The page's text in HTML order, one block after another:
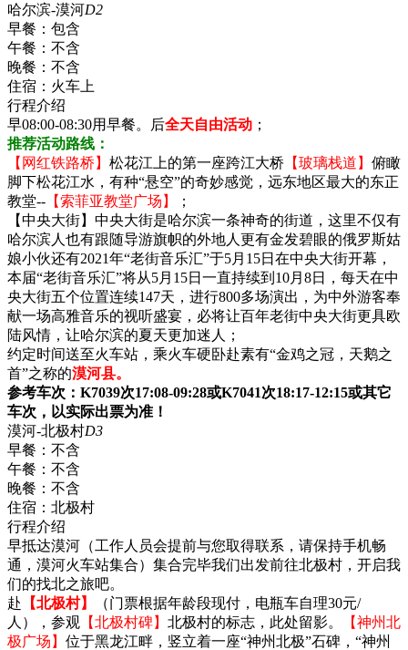
哈尔滨-漠河D2
早餐： 包含
午餐： 不含
晚餐： 不含
住宿： 火车上
行程介绍
早08:00-08:30用早餐。后全天自由活动 ；
推荐活动路线：
【网红铁路桥】 松花江上的第一座跨江大桥 【玻璃栈道】 俯瞰
脚下松花江水，有种“悬空”的奇妙感觉，远东地区最大的东正
教堂-- 【索菲亚教堂广场】
；
【中央大街】中央大街是哈尔滨一条神奇的街道，这里不仅有
哈尔滨人也有跟随导游旗帜的外地人更有金发碧眼的俄罗斯姑
娘小伙还有2021年“老街音乐汇”于5月15日在中央大街开幕，
本届“老街音乐汇”将从5月15日一直持续到10月8日，每天在中
央大街五个位置连续147天，进行800多场演出，为中外游客奉
献一场高雅音乐的视听盛宴，必将让百年老街中央大街更具欧
陆风情，让哈尔滨的夏天更加迷人；
约定时间送至火车站，乘火车硬卧赴素有“金鸡之冠，天鹅之
首”之称的漠河县。
参考车次：K7039次17:08-09:28或K7041次18:17-12:15或其它
车次，以实际出票为准！
漠河-北极村D3
早餐： 不含
午餐： 不含
晚餐： 不含
住宿： 北极村
行程介绍
早抵达漠河（工作人员会提前与您取得联系，请保持手机畅
通，漠河火车站集合）集合完毕我们出发前往北极村，开启我
们的找北之旅吧。
赴
【北极村】
（门票根据年龄段现付，电瓶车自理30元/
人），参观 【北极村碑】 北极村的标志，此处留影。
【神州北
极广场】 位于黑龙江畔，竖立着一座“神州北极”石碑，“神州